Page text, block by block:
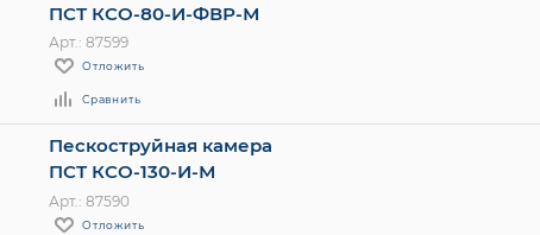
ПСТ КСО-80-И-ФВР-М
Арт.: 87599
Отложить
Сравнить
Пескоструйная камера
ПСТ КСО-130-И-М
Арт.: 87590
Отложить